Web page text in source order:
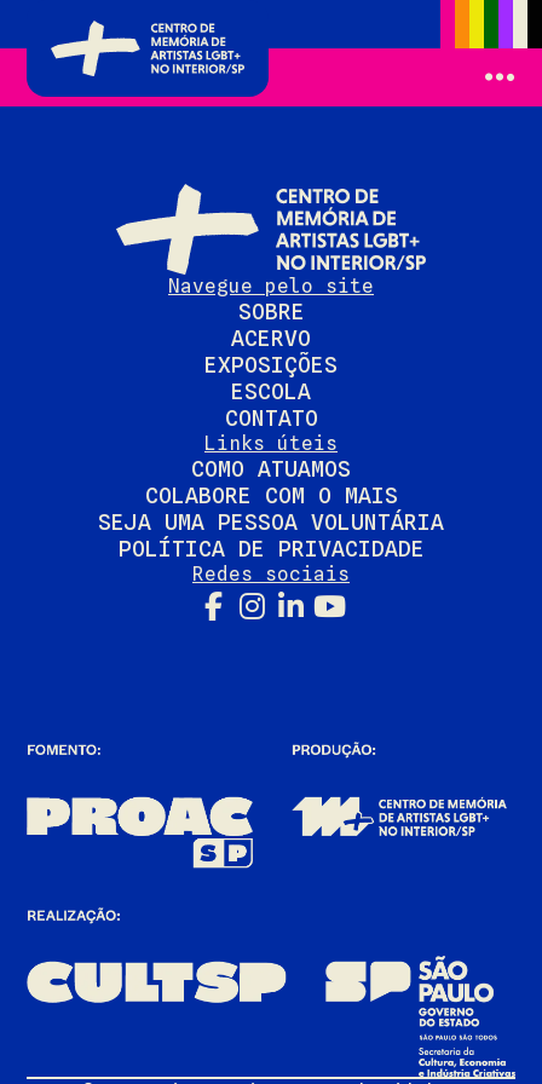
Navegue pelo site
SOBRE
ACERVO
EXPOSIÇÕES
ESCOLA
CONTATO
Links úteis
COMO ATUAMOS
COLABORE COM O MAIS
SEJA UMA PESSOA VOLUNTÁRIA
POLÍTICA DE PRIVACIDADE
Redes sociais